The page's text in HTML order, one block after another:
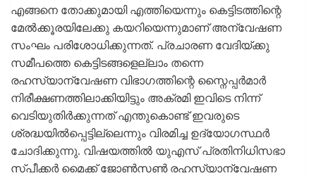
എങ്ങനെ തോക്കുമായി എത്തിയെന്നും കെട്ടിടത്തിന്റെ
മേൽക്കൂരയിലേക്കു കയറിയെന്നുമാണ് അന്വേഷണ
സംഘം പരിശോധിക്കുന്നത്. പ്രചാരണ വേദിയ്ക്കു
സമീപത്തെ കെട്ടിടങ്ങളെല്ലാം തന്നെ
രഹസ്യാന്വേഷണ വിഭാഗത്തിന്റെ സ്നൈപ്പർമാർ
നിരീക്ഷണത്തിലാക്കിയിട്ടും അക്രമി ഇവിടെ നിന്ന്
വെടിയുതിർക്കുന്നത് എന്തുകൊണ്ട് ഇവരുടെ
ശ്രദ്ധയിൽപ്പെട്ടില്ലെന്നും വിരമിച്ച ഉദ്യോഗസ്ഥർ
ചോദിക്കുന്നു. വിഷയത്തിൽ യുഎസ് പ്രതിനിധിസഭാ
സ്പീക്കർ മൈക്ക് ജോൺസൺ രഹസ്യാന്വേഷണ